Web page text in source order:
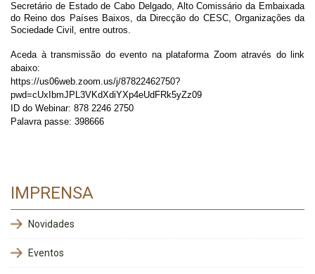
Secretário de Estado de Cabo Delgado, Alto Comissário da Embaixada
do Reino dos Países Baixos, da Direcção do CESC, Organizações da
Sociedade Civil, entre outros.
Aceda à transmissão do evento na plataforma Zoom através do link
abaixo:
https://us06web.zoom.us/j/87822462750?
pwd=cUxIbmJPL3VKdXdiYXp4eUdFRk5yZz09
ID do Webinar: 878 2246 2750
Palavra passe: 398666
IMPRENSA
Novidades
Eventos